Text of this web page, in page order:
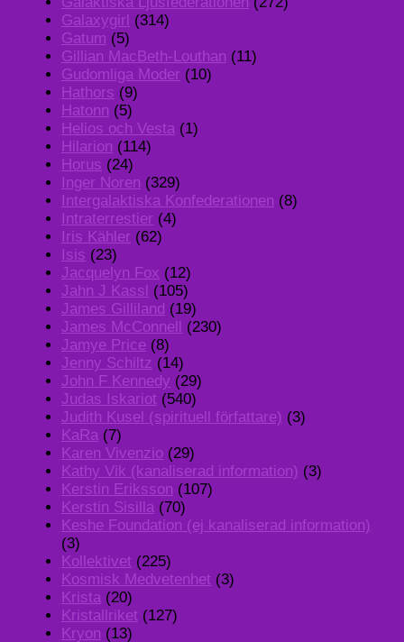
Galaxygirl (314)
Gatum (5)
Gillian MacBeth-Louthan (11)
Gudomliga Moder (10)
Hathors (9)
Hatonn (5)
Helios och Vesta (1)
Hilarion (114)
Horus (24)
Inger Noren (329)
Intergalaktiska Konfederationen (8)
Intraterrestier (4)
Iris Kähler (62)
Isis (23)
Jacquelyn Fox (12)
Jahn J Kassl (105)
James Gilliland (19)
James McConnell
(230)
Jamye Price (8)
Jenny Schiltz (14)
John F Kennedy (29)
Judas Iskariot (540)
Judith Kusel (spirituell författare) (3)
KaRa (7)
Karen Vivenzio (29)
Kathy Vik (kanaliserad information) (3)
Kerstin Eriksson (107)
Kerstin Sisilla (70)
Keshe Foundation (ej kanaliserad information)
(3)
Kollektivet (225)
Kosmisk Medvetenhet (3)
Krista (20)
Kristallriket (127)
Kryon (13)